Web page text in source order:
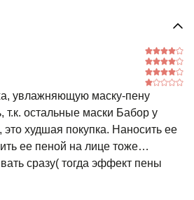
увлажняющую маску-пену
т.к. остальные маски Бабор у
худшая покупка. Наносить ее
ее пеной на лице тоже…
сразу( тогда эффект пены